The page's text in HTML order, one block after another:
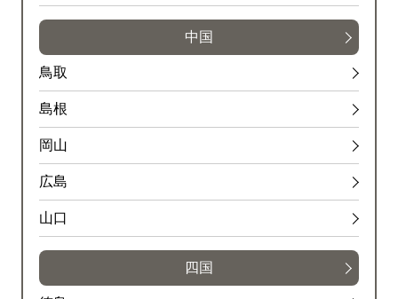
原因
横浜ベイブリッジ付近→大黒ＪＣＴ付近
１車線規制
規制
中国
鳥取
島根
岡山
広島
山口
四国